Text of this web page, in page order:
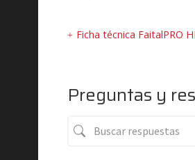
Ficha técnica FaitalPRO
Preguntas y